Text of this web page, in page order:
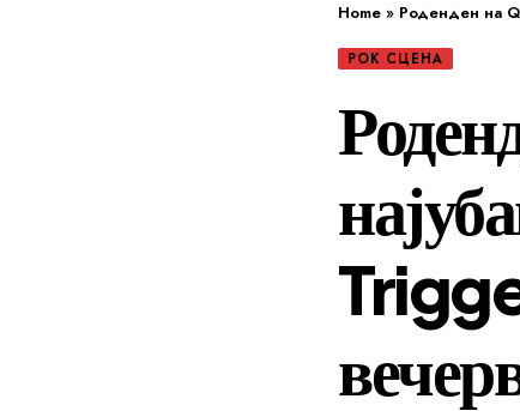
Home » Роденден на
РОК СЦЕНА